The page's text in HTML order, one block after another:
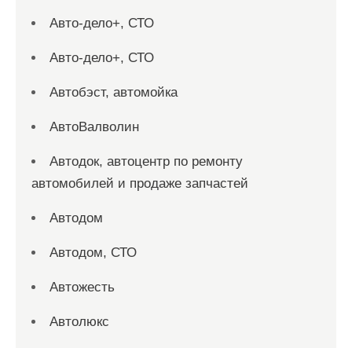
Авто-дело+, СТО
Авто-дело+, СТО
Автобэст, автомойка
АвтоВалволин
Автодок, автоцентр по ремонту
автомобилей и продаже запчастей
Автодом
Автодом, СТО
Автожесть
Автолюкс